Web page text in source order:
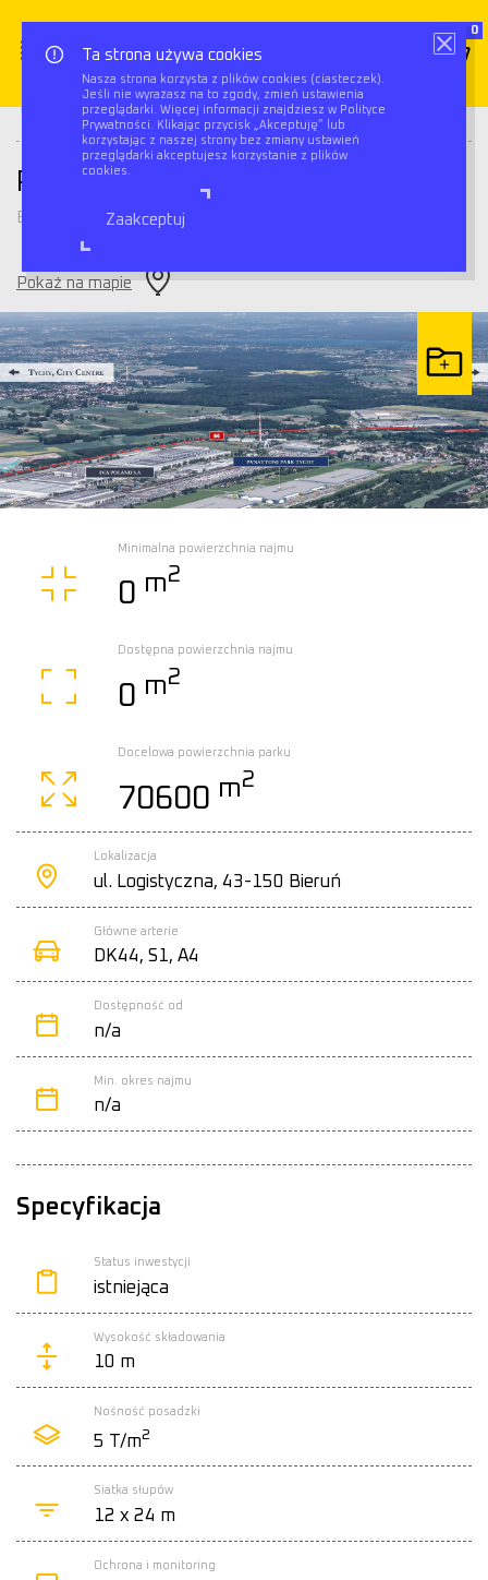
Ta strona używa cookies
Nasza strona korzysta z plików cookies (ciasteczek).
Jeśli nie wyrażasz na to zgody, zmień ustawienia
przeglądarki. Więcej informacji znajdziesz w Polityce
Prywatności. Klikając przycisk „Akceptuję” lub
korzystając z naszej strony bez zmiany ustawień
przeglądarki akceptujesz korzystanie z plików
cookies.
Zaakceptuj
0
Triflow Magazyny Panattoni Park Tychy
Panattoni Park Tychy
Bieruń
Pokaż na mapie
Minimalna powierzchnia najmu
0 m2
Dostępna powierzchnia najmu
0 m2
Docelowa powierzchnia parku
70600 m2
Lokalizacja
ul. Logistyczna, 43-150 Bieruń
Główne arterie
DK44, S1, A4
Dostępność od
n/a
Min. okres najmu
n/a
Specyfikacja
Status inwestycji
istniejąca
Wysokość składowania
10 m
Nośność posadzki
5 T/m2
Siatka słupów
12 x 24 m
Ochrona i monitoring